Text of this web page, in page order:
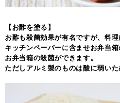
【お酢を塗る】
お酢も殺菌効果が有名ですが、料理
キッチンペーパーに含ませお弁当
お弁当箱の殺菌ができます。
ただしアルミ製のものは酸に弱いた